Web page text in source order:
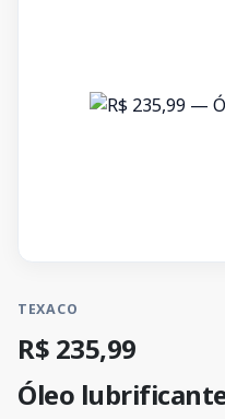
TEXACO
R$ 235,99
Óleo